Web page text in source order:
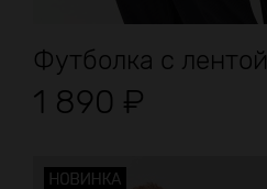
Футболка с лентой
1 890 ₽